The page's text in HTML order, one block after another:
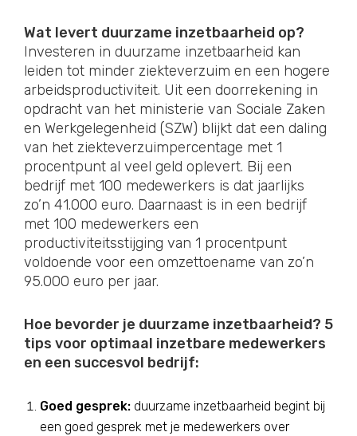
Wat levert duurzame inzetbaarheid op?
Investeren in duurzame inzetbaarheid kan
leiden tot minder ziekteverzuim en een hogere
arbeidsproductiviteit. Uit een doorrekening in
opdracht van het ministerie van Sociale Zaken
en Werkgelegenheid (SZW) blijkt dat een daling
van het ziekteverzuimpercentage met 1
procentpunt al veel geld oplevert. Bij een
bedrijf met 100 medewerkers is dat jaarlijks
zo’n 41.000 euro. Daarnaast is in een bedrijf
met 100 medewerkers een
productiviteitsstijging van 1 procentpunt
voldoende voor een omzettoename van zo’n
95.000 euro per jaar.
Hoe bevorder je duurzame inzetbaarheid? 5
tips voor optimaal inzetbare medewerkers
en een succesvol bedrijf:
Goed gesprek: duurzame inzetbaarheid begint bij
een goed gesprek met je medewerkers over